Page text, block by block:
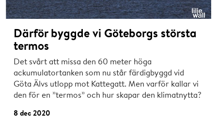
Därför byggde vi Göteborgs största
termos
Det svårt att missa den 60 meter höga
ackumulatortanken som nu står färdigbyggd vid
Göta Älvs utlopp mot Kattegatt. Men varför kallar vi
den för en ”termos” och hur skapar den klimatnytta?
8 dec 2020